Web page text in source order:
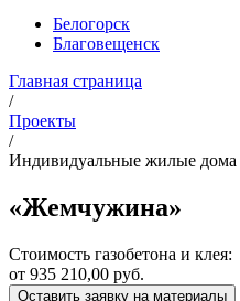
Белогорск
Благовещенск
Главная страница
/
Проекты
/
Индивидуальные жилые дома
«Жемчужина»
Стоимость газобетона и клея:
от 935 210,00 руб.
Оставить заявку на материалы